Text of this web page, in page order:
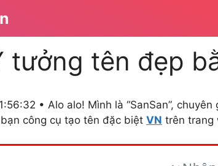
tưởng tên đẹp
• Alo alo! Mình là “SanSan”,
công cụ tạo tên đặc biệt VN trên trang